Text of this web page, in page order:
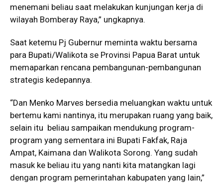
menemani beliau saat melakukan kunjungan kerja di
wilayah Bomberay Raya,” ungkapnya.
Saat ketemu Pj Gubernur meminta waktu bersama
para Bupati/Walikota se Provinsi Papua Barat untuk
memaparkan rencana pembangunan-pembangunan
strategis kedepannya.
“Dan Menko Marves bersedia meluangkan waktu untuk
bertemu kami nantinya, itu merupakan ruang yang baik,
selain itu beliau sampaikan mendukung program-
program yang sementara ini Bupati Fakfak, Raja
Ampat, Kaimana dan Walikota Sorong. Yang sudah
masuk ke beliau itu yang nanti kita matangkan lagi
dengan program pemerintahan kabupaten yang lain,”